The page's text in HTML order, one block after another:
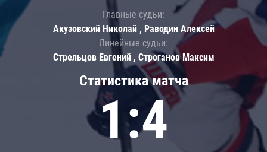
Статистика матча
1:4
Главные судьи:
Акузовский Николай , Раводин Алексей
Линейные судьи:
Стрельцов Евгений , Строганов Максим